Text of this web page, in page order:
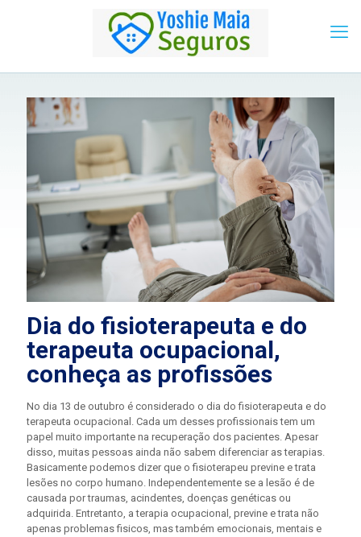
Dia do fisioterapeuta e do
terapeuta ocupacional,
conheça as profissões
No dia 13 de outubro é considerado o dia do fisioterapeuta e do
terapeuta ocupacional. Cada um desses profissionais tem um
papel muito importante na recuperação dos pacientes. Apesar
disso, muitas pessoas ainda não sabem diferenciar as terapias.
Basicamente podemos dizer que o fisioterapeu previne e trata
lesões no corpo humano. Independentemente se a lesão é de
causada por traumas, acindentes, doenças genéticas ou
adquirida. Entretanto, a terapia ocupacional, previne e trata não
apenas problemas fisicos, mas também emocionais, mentais e